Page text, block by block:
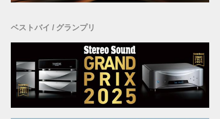
ベストバイ / グランプリ